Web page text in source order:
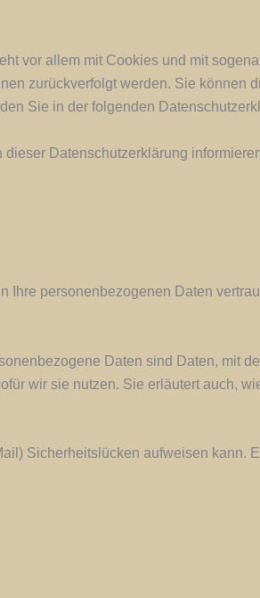
vor allem mit Cookies und mit
zurückverfolgt werden. Sie können
Sie in der folgenden
Datenschutzerklärung
Ihre personenbezogenen Daten
Daten sind Daten, mit
wir sie nutzen. Sie erläutert auch,
Sicherheitslücken aufweisen kann.